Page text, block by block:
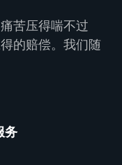
苦压得喘不过
的赔偿。我们随
务